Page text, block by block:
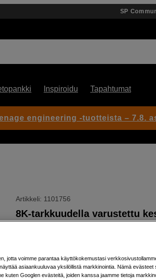
SP
Inspiroidu Tapahtumat
Artikkeli: 1101756
8K-tarkkuudella varustettu
Verkkokauppa : Varastossa
engineering -tuotteista – 7.8.
jotta voimme parantaa käyttökokemustasi
asiaankuuluvaa yksilöllistä markkinointia. Nämä evästeet
kuten Googlen evästeitä, joiden kanssa jaamme tietoja